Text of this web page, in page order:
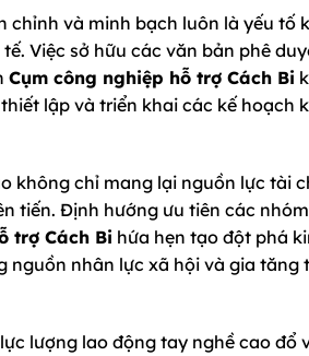
chỉnh và minh bạch luôn là yếu tố
Việc sở hữu các văn bản phê
Cụm công nghiệp hỗ trợ Cách Bi
lập và triển khai các kế hoạch
không chỉ mang lại nguồn lực tài
tiến. Định hướng ưu tiên các
trợ Cách Bi hứa hẹn tạo đột phá
nhân lực xã hội và gia tăng
lượng lao động tay nghề cao đổ